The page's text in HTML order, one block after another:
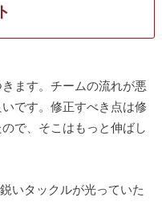
ます。チームの流れが悪
です。修正すべき点は修
で、そこはもっと伸ばし
いタックルが光っていた